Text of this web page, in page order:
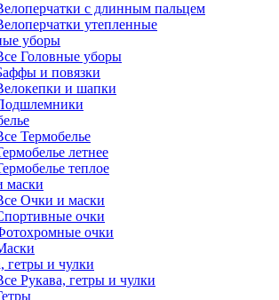
с длинным пальцем
утепленные
уборы
Головные уборы
и повязки
и шапки
Термобелье
летнее
теплое
маски
Очки и маски
очки
очки
гетры и чулки
Рукава, гетры и чулки